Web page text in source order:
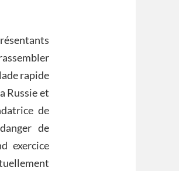
rapide
Russie et
de
de
exercice